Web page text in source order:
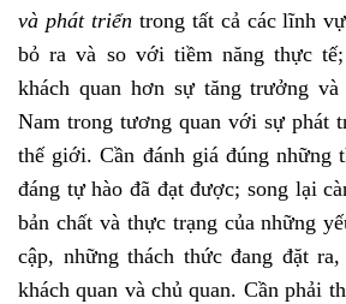
và phát triển trong tất cả các lĩnh
bỏ ra và so với tiềm năng thực
khách quan hơn sự tăng trưởng
Nam trong tương quan với sự phát
thế giới. Cần đánh giá đúng những
đáng tự hào đã đạt được; song lại
bản chất và thực trạng của những
cập, những thách thức đang đặt
khách quan và chủ quan. Cần phải